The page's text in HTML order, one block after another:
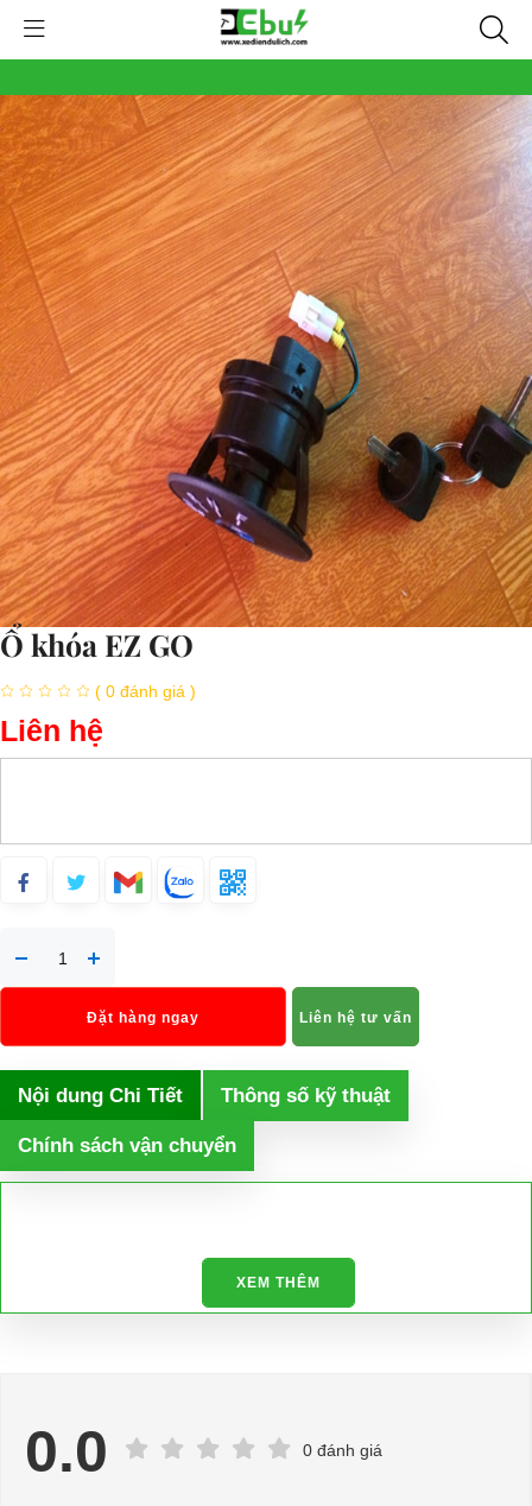
Ổ khóa EZ GO
( 0 đánh giá )
Liên hệ
Đặt hàng ngay Liên hệ tư vấn
Nội dung Chi Tiết Thông số kỹ thuật
Chính sách vận chuyển
XEM THÊM
0.0 0 đánh giá